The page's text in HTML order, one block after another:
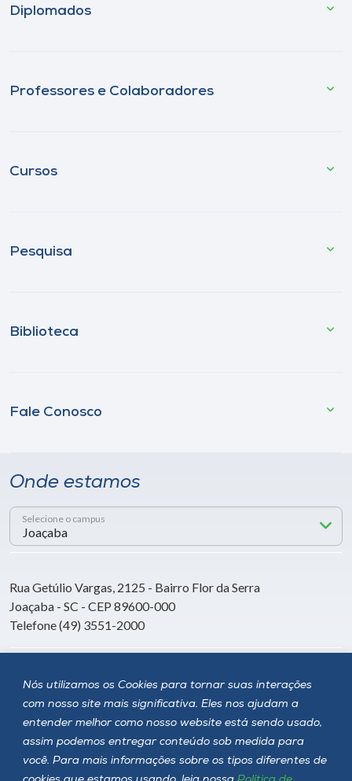
Nós utilizamos os Cookies para tornar suas interações
com nosso site mais significativa. Eles nos ajudam a
entender melhor como nosso website está sendo usado,
assim podemos entregar conteúdo sob medida para
você. Para mais informações sobre os tipos diferentes de
Diplomados
Professores e Colaboradores
Cursos
Pesquisa
Biblioteca
Fale Conosco
Onde estamos
Selecione o campus
Rua Getúlio Vargas, 2125 - Bairro Flor da Serra
Joaçaba - SC - CEP 89600-000
Telefone (49) 3551-2000
Siga a Unoesc